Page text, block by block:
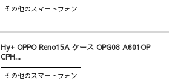
その他のスマートフォン
Hy+ OPPO Reno15A ケース OPG08 A601OP
CPH...
その他のスマートフォン